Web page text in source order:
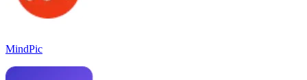
MindPic